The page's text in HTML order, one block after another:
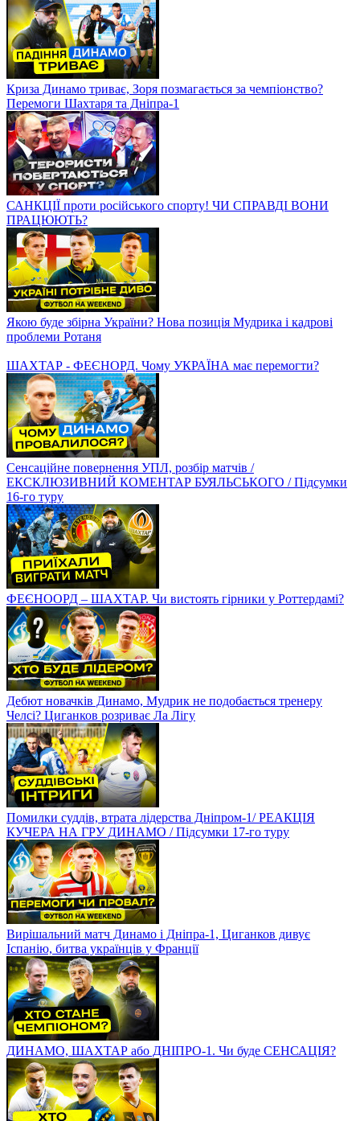
Хто стане ЧЕМПІОНОМ? Розклад перед фінальною частиною
УПЛ
АНГЛІЯ – УКРАЇНА. Чи буде бій на Вемблі?
Останній шанс Динамо, перший успіх Мудрика в АПЛ,
чудова гра Малиновського
Криза Динамо триває, Зоря позмагається за чемпіонство?
Перемоги Шахтаря та Дніпра-1
САНКЦІЇ проти російського спорту! ЧИ СПРАВДІ ВОНИ
ПРАЦЮЮТЬ?
Якою буде збірна України? Нова позиція Мудрика і кадрові
проблеми Ротаня
ШАХТАР - ФЕЄНОРД. Чому УКРАЇНА має перемогти?
Сенсаційне повернення УПЛ, розбір матчів /
ЕКСКЛЮЗИВНИЙ КОМЕНТАР БУЯЛЬСЬКОГО / Підсумки
16-го туру
ФЕЄНООРД – ШАХТАР. Чи вистоять гірники у Роттердамі?
Дебют новачків Динамо, Мудрик не подобається тренеру
Челсі? Циганков розриває Ла Лігу